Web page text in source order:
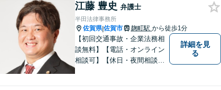
たします。また、依頼者様が
お悩みを話しやすい環境作り
を心がけております。
江藤 豊史 弁護士
半田法律事務所
佐賀県|佐賀市 麹町駅 から徒歩1分
【初回交通事故・企業法務相
談無料】【電話・オンライン
相談可】【休日・夜間相談
詳細を見
る